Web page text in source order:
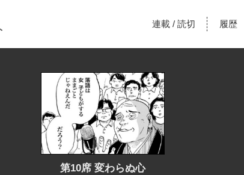
連載 / 読切 履歴
第10席 変わらぬ心